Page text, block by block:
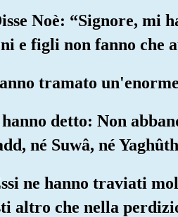
Noè: “Signore, mi
e figli non fanno che
tramato
hanno detto: Non
né Suwâ, né
ne hanno traviati
altro che nella